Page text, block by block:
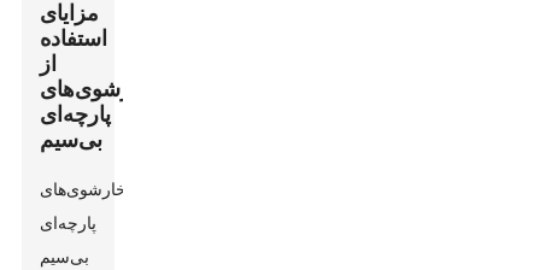
مزایای
استفاده
از
بخارشوی‌های
پارچه‌ای
بی‌سیم
بخارشوی‌های
پارچه‌ای
بی‌سیم